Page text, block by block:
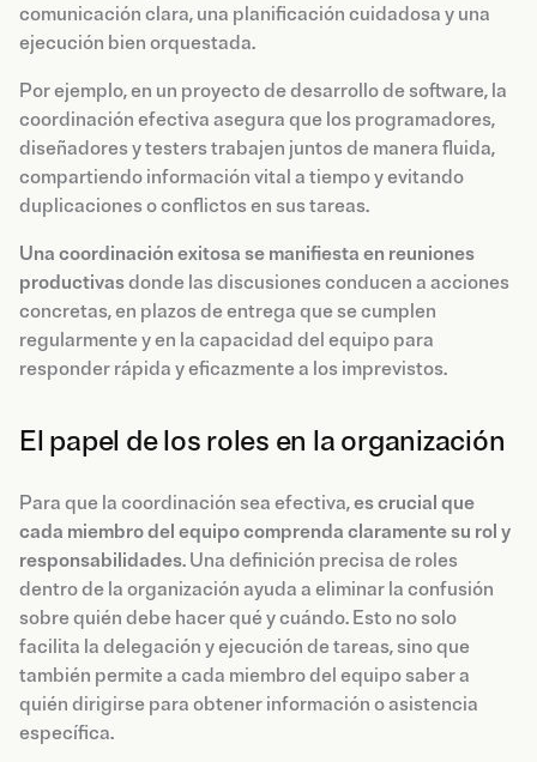
comunicación clara, una planificación cuidadosa y una
ejecución bien orquestada.
Por ejemplo, en un proyecto de desarrollo de software, la
coordinación efectiva asegura que los programadores,
diseñadores y testers trabajen juntos de manera fluida,
compartiendo información vital a tiempo y evitando
duplicaciones o conflictos en sus tareas.
Una coordinación exitosa se manifiesta en reuniones
productivasdonde las discusiones conducen a acciones
concretas, en plazos de entrega que se cumplen
regularmente y en la capacidad del equipo para
responder rápida y eficazmente a los imprevistos.
El papel de los roles en la organización
Para que la coordinación sea efectiva,es crucial que
cada miembro del equipo comprenda claramente su rol y
responsabilidades. Una definición precisa de roles
dentro de la organización ayuda a eliminar la confusión
sobre quién debe hacer qué y cuándo. Esto no solo
facilita la delegación y ejecución de tareas, sino que
también permite a cada miembro del equipo saber a
quién dirigirse para obtener información o asistencia
específica.